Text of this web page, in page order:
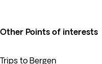
Other Points of interests
Trips to Bergen